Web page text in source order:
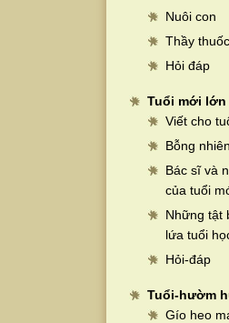
Nuôi con
Thầy
Hỏi đáp
Tuổi mới lớn
Viết cho
Bỗng
Bác sĩ và
của tuổi
Những tật
lứa tuổi
Hỏi-đáp
Tuổi-hườm
Gío heo